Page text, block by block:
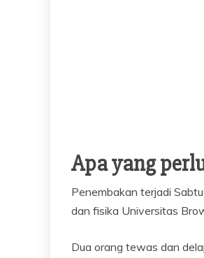
Apa yang
Penembakan terjadi
dan fisika Universitas
Dua orang tewas dan